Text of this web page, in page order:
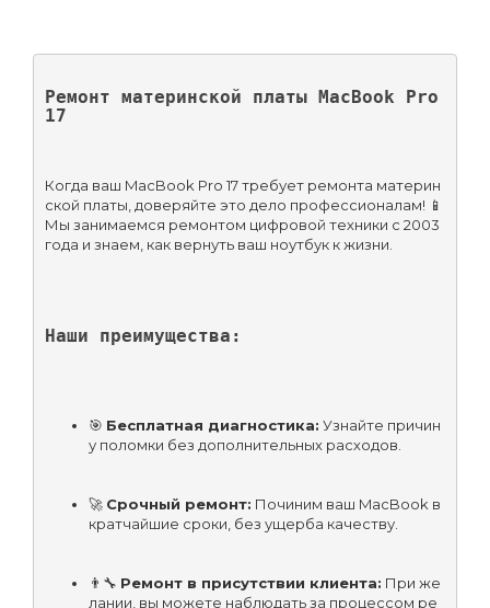
Ремонт материнской платы MacBook Pro
17
Когда ваш MacBook Pro 17 требует ремонта материн
ской платы, доверяйте это дело профессионалам! 📱
Мы занимаемся ремонтом цифровой техники с 2003
года и знаем, как вернуть ваш ноутбук к жизни.
Наши преимущества:
🎯 Бесплатная диагностика: Узнайте причин
у поломки без дополнительных расходов.
🚀 Срочный ремонт: Починим ваш MacBook в
кратчайшие сроки, без ущерба качеству.
👨‍🔧 Ремонт в присутствии клиента: При же
лании, вы можете наблюдать за процессом ре